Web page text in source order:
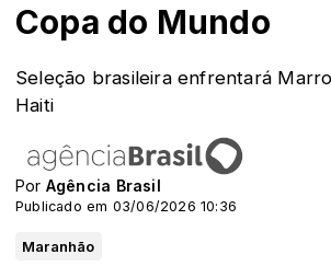
Copa do Mundo
Seleção brasileira enfrentará
Haiti
Por Agência Brasil
Publicado em 03/06/2026 10:36
Maranhão